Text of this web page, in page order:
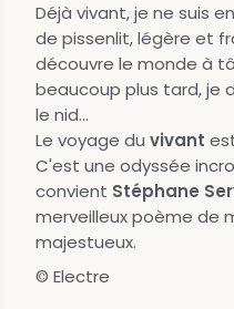
Déjà vivant, je ne suis
de pissenlit, légère et
découvre le monde à
beaucoup plus tard, je
le nid...
Le voyage du vivant
C'est une odyssée
convient Stéphane
merveilleux poème de
majestueux.
© Electre